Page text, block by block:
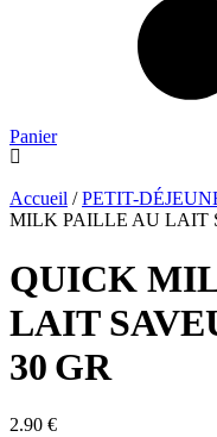
Panier
Accueil /PETIT-
MILK PAILLE AU LAIT
QUICK
LAIT
30 GR
2.90 €